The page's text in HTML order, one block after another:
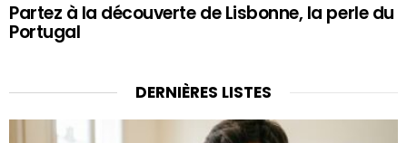
Partez à la découverte de Lisbonne, la perle du
Portugal
DERNIÈRES LISTES